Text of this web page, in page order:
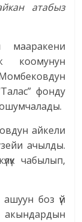
атабыз
коомунун
фонду
айкели
ачылды.
чабылып,
боз үй
акындардын